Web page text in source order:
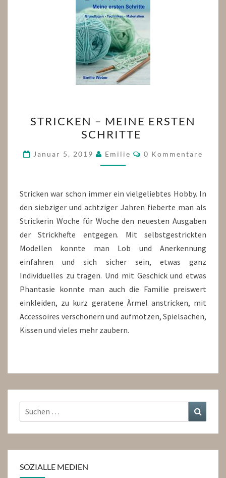
–
MEINE
ERSTEN
SCHRITTE
STRICKEN – MEINE ERSTEN
SCHRITTE
Januar 5, 2019 Emilie Kommentare
0 Kommentare
Stricken war schon immer ein vielgeliebtes Hobby. In
den siebziger und achtziger Jahren fieberte man als
Strickerin Woche für Woche den neuesten Ausgaben
der Strickhefte entgegen. Mit selbstgestrickten
Modellen konnte man Lob und Anerkennung
einfahren und sich sicher sein, etwas ganz
Individuelles zu tragen. Und mit Geschick und etwas
Phantasie konnte man auch die Familie preiswert
einkleiden, zu kurz geratene Ärmel anstricken, mit
Accessoires verschönern und aufmotzen, Spielsachen,
Kissen und vieles mehr zaubern.
Suchen
nach:
SOZIALLE MEDIEN